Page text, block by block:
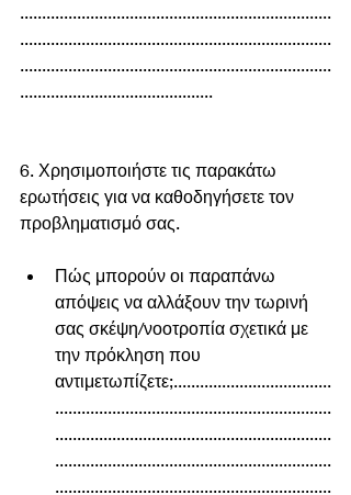
.......................................................................
.......................................................................
.......................................................................
............................................
6. Χρησιμοποιήστε τις παρακάτω
ερωτήσεις για να καθοδηγήσετε τον
προβληματισμό σας.
Πώς μπορούν οι παραπάνω
απόψεις να αλλάξουν την τωρινή
σας σκέψη/νοοτροπία σχετικά με
την πρόκληση που
αντιμετωπίζετε;....................................
...............................................................
...............................................................
...............................................................
...............................................................